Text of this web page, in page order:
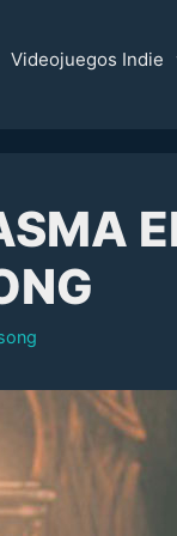
Videojuegos Indie